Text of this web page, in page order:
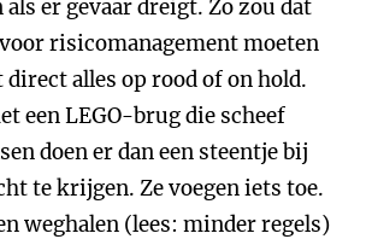
er gevaar dreigt. Zo zou dat
risicomanagement moeten
direct alles op rood of on hold.
een LEGO-brug die scheef
doen er dan een steentje bij
te krijgen. Ze voegen iets toe.
weghalen (lees: minder regels)